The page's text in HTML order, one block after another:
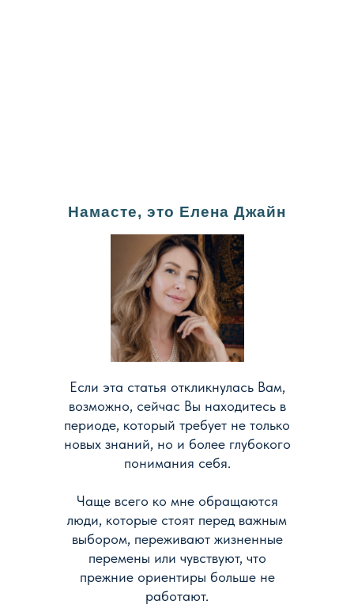
Намасте, это Елена Джайн
Если эта статья откликнулась Вам,
возможно, сейчас Вы находитесь в
периоде, который требует не только
новых знаний, но и более глубокого
понимания себя.
Чаще всего ко мне обращаются
люди, которые стоят перед важным
выбором, переживают жизненные
перемены или чувствуют, что
прежние ориентиры больше не
работают.